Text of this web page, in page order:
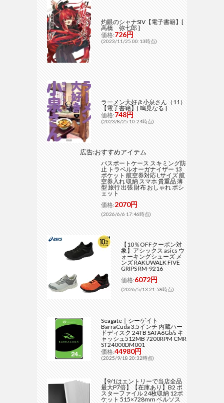
灼眼のシャナSIV【電子書籍】[
高橋 弥七郎 ]
価格:726円
(2023/11/25 00:13時点)
ラーメン大好き小泉さん（11）
【電子書籍】[ 鳴見なる ]
価格:748円
(2023/8/25 10:24時点)
広告:おすすめアイテム
パスポートケース スキミング防
止 トラベルオーガナイザー 13
ポケット 航空券対応 Lサイズ 航
空券入れ 収納 スマホ 貴重品 薄
型 旅行 出張 財布 おしゃれ ポシ
ェット
価格:2070円
(2026/6/6 17:46時点)
【10％OFFクーポン対
象】アシックス asics ウ
ォーキングシューズ メ
ンズ RAKUWALK FIVE
GRIPS RM-9216
価格:6072円
(2026/5/13 21:58時点)
Seagate｜シーゲイト
BarraCuda 3.5インチ 内蔵ハー
ドディスク 24TB SATA6Gb/s キ
ャッシュ512MB 7200RPM CMR
ST24000DM001
価格:44980円
(2025/9/18 20:32時点)
【9/1はエントリーで当店全品
最大P7倍】【在庫あり】B2 ポ
スターファイル 24枚収納 12ポ
ケット 515×728mm ベルソス